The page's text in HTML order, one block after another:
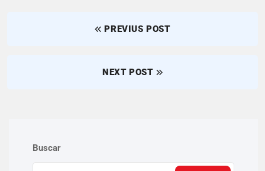
PREVIUS POST
NEXT POST
Buscar